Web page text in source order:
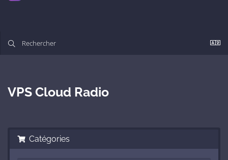
VPS Cloud Radio
Catégories